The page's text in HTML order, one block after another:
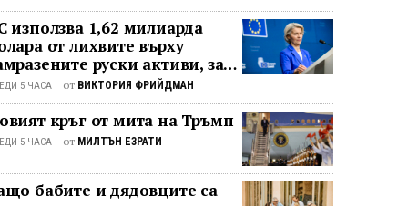
използва 1,62 милиарда
от лихвите върху
руски активи, за
подкрепи Украйна
5 ЧАСА от ВИКТОРИЯ ФРИЙДМАН
кръг от мита на Тръмп
5 ЧАСА от МИЛТЪН ЕЗРАТИ
бабите и дядовците са